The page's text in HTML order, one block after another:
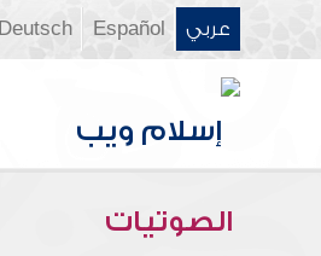
عربي Español
Deutsch
الصوتيات